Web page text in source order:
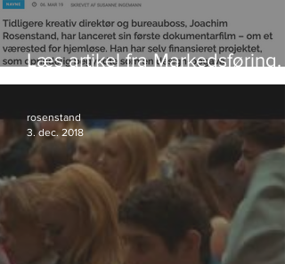
Læs artikel fra Markedsføring.
Klik på foto.
rosenstand
3. dec. 2018